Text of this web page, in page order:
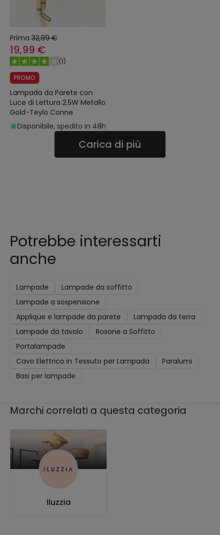
Prima 32,99 €
19,99 €
(1)
PROMO
Lampada da Parete con
Luce di Lettura 2.5W Metallo
Gold-Teylo Conne
Disponibile, spedito in 48h
Carica di più
Potrebbe interessarti
anche
Lampade
Lampade da soffitto
Lampade a sospensione
Applique e lampade da parete
Lampada da terra
Lampade da tavolo
Rosone a Soffitto
Portalampade
Cavo Elettrico in Tessuto per Lampada
Paralumi
Basi per lampade
Marchi correlati a questa categoria
Iluzzia